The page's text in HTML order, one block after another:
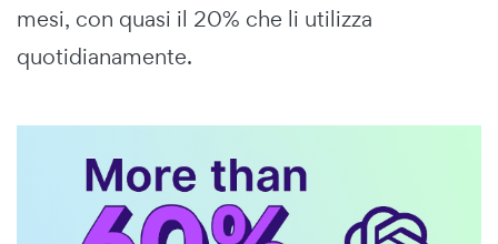
mesi, con quasi il 20% che li utilizza
quotidianamente.